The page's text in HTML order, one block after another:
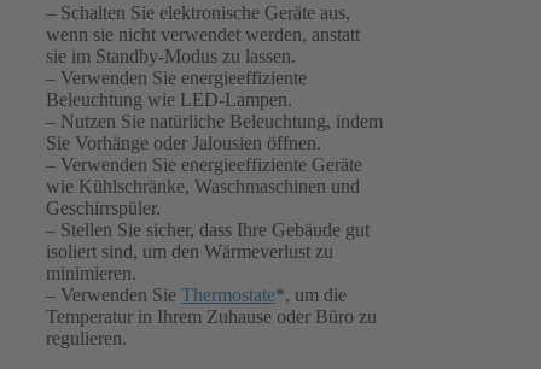
– Schalten Sie elektronische Geräte aus,
wenn sie nicht verwendet werden, anstatt
sie im Standby-Modus zu lassen.
– Verwenden Sie energieeffiziente
Beleuchtung wie LED-Lampen.
– Nutzen Sie natürliche Beleuchtung, indem
Sie Vorhänge oder Jalousien öffnen.
– Verwenden Sie energieeffiziente Geräte
wie Kühlschränke, Waschmaschinen und
Geschirrspüler.
– Stellen Sie sicher, dass Ihre Gebäude gut
isoliert sind, um den Wärmeverlust zu
minimieren.
– Verwenden Sie Thermostate*, um die
Temperatur in Ihrem Zuhause oder Büro zu
regulieren.